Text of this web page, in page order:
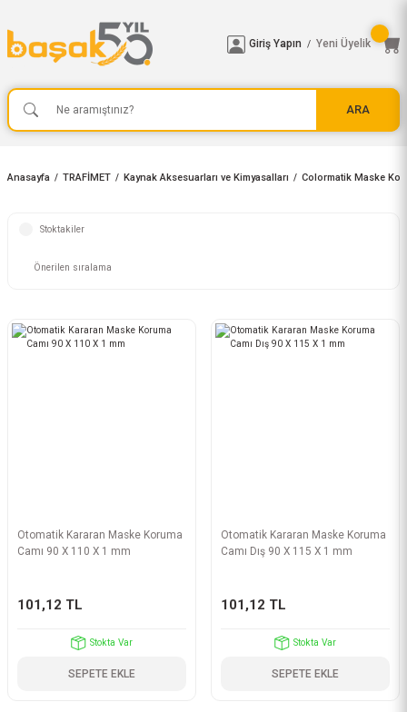
ARA
Giriş Yapın / Yeni Üyelik
Anasayfa TRAFİMET Kaynak Aksesuarları ve Kimyasalları Colormatik Maske
Stoktakiler
Otomatik Kararan Maske Koruma
Camı 90 X 110 X 1 mm
101,12 TL
Stokta Var
SEPETE EKLE
Otomatik Kararan Maske Koruma
Camı Dış 90 X 115 X 1 mm
101,12 TL
Stokta Var
SEPETE EKLE